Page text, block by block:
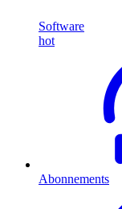
Software
hot
Abonnements